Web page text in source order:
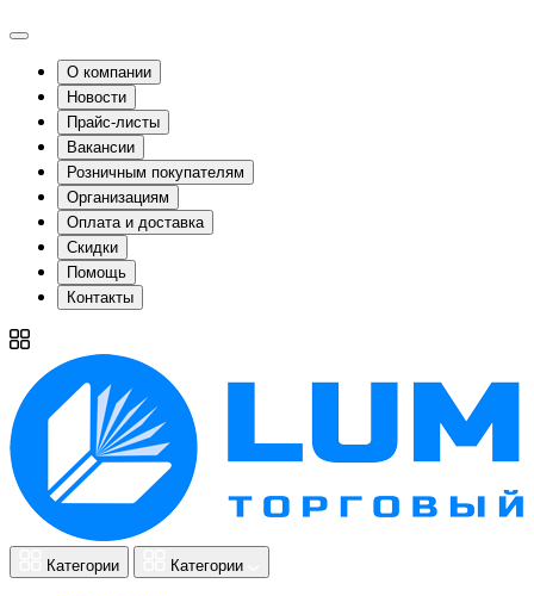
О компании
Новости
Прайс-листы
Вакансии
Розничным покупателям
Организациям
Оплата и доставка
Скидки
Помощь
Контакты
Категории Категории